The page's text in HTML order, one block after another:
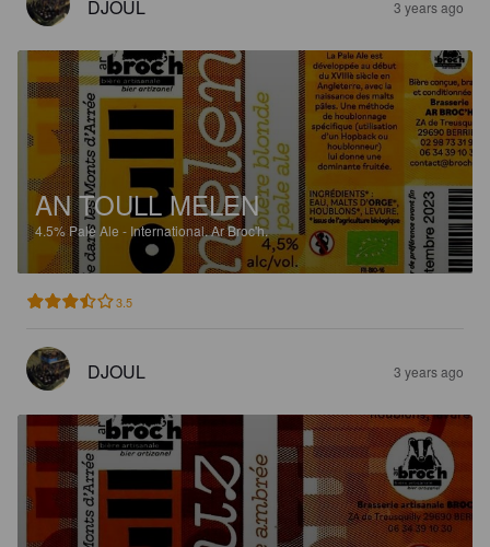
DJOUL 3 years ago
AN TOULL MELEN
4.5%Pale Ale - International.Ar Broc'h.
3.5
DJOUL 3 years ago